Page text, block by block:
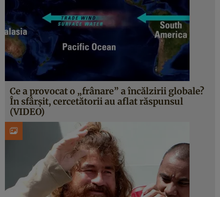
Ce a provocat o „frânare” a încălzirii globale?
În sfârşit, cercetătorii au aflat răspunsul
(VIDEO)